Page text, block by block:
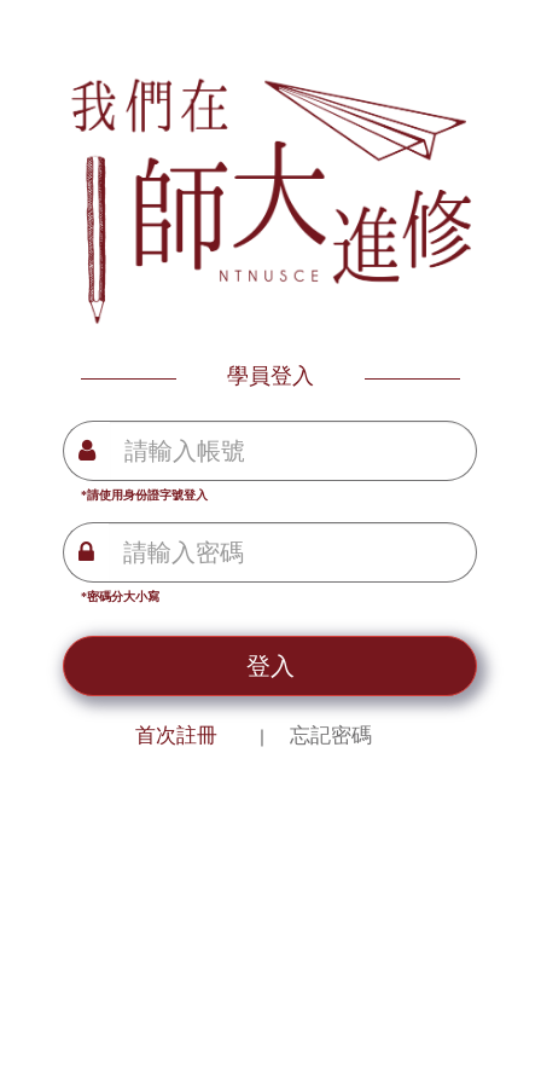
學員登入
*請使用身份證字號登入
*密碼分大小寫
登入
首次註冊 忘記密碼